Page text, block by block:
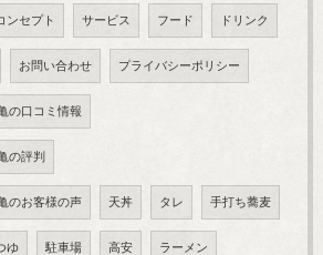
ンセプト サービス フード ドリンク
お問い合わせ プライバシーポリシー
の口コミ情報
の評判
のお客様の声 天丼 タレ 手打ち蕎麦
ゆ 駐車場 高安 ラーメン